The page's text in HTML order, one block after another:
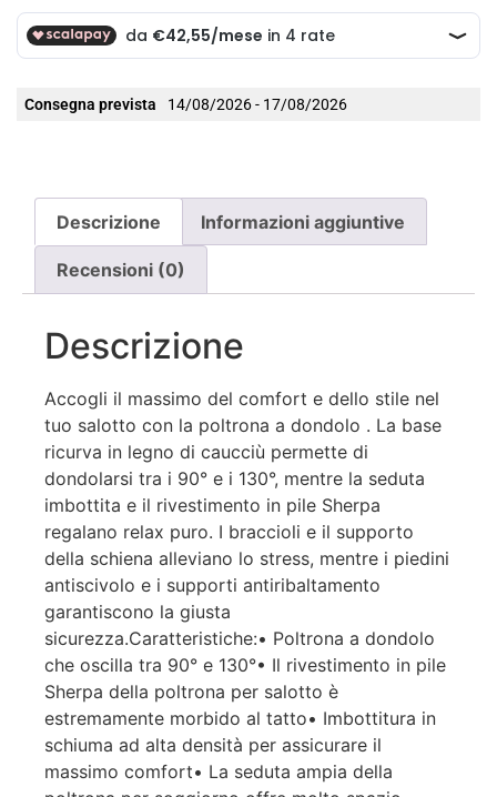
Consegna prevista 14/08/2026 - 17/08/2026
Descrizione Informazioni aggiuntive
Recensioni (0)
Descrizione
Accogli il massimo del comfort e dello stile nel
tuo salotto con la poltrona a dondolo . La base
ricurva in legno di caucciù permette di
dondolarsi tra i 90° e i 130°, mentre la seduta
imbottita e il rivestimento in pile Sherpa
regalano relax puro. I braccioli e il supporto
della schiena alleviano lo stress, mentre i piedini
antiscivolo e i supporti antiribaltamento
garantiscono la giusta
sicurezza.Caratteristiche:• Poltrona a dondolo
che oscilla tra 90° e 130°• Il rivestimento in pile
Sherpa della poltrona per salotto è
estremamente morbido al tatto• Imbottitura in
schiuma ad alta densità per assicurare il
massimo comfort• La seduta ampia della